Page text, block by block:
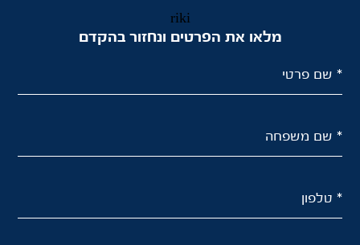
riki
מלאו את הפרטים ונחזור בהקדם
* שם פרטי
* שם משפחה
* טלפון